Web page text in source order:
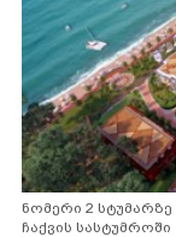
ნომერი 2
ჩაქვის სასტუმროში